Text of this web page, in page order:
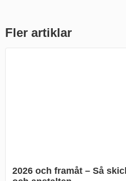
Fler artiklar
2026 och framåt – Så